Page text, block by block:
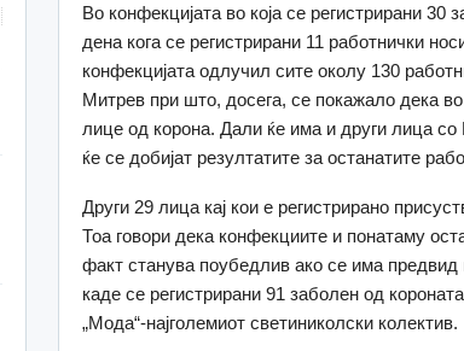
Во конфекцијата во која се регистрирани 30
дена кога се регистрирани 11 работнички
конфекцијата одлучил сите околу 130
Митрев при што, досега, се покажало дека
лице од корона. Дали ќе има и други лица со
ќе се добијат резултатите за останатите
Други 29 лица кај кои е регистрирано
Тоа говори дека конфекциите и понатаму
факт станува поубедлив ако се има
каде се регистрирани 91 заболен од
„Мода“-најголемиот светиниколски колектив.